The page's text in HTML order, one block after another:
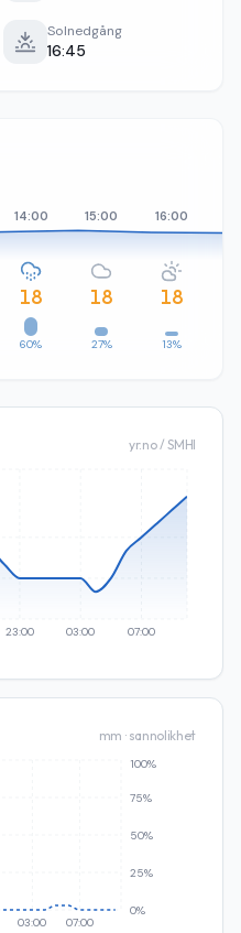
Solnedgång
16:45
14:00
18
60%
15:00
18
27%
16:00
18
13%
yr.no / SMHI
23:00 03:00 07:00
mm · sannolikhet
03:00 07:00
0%
25%
50%
75%
100%